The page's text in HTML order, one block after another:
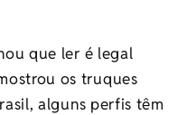
que ler é legal
os truques
alguns perfis têm